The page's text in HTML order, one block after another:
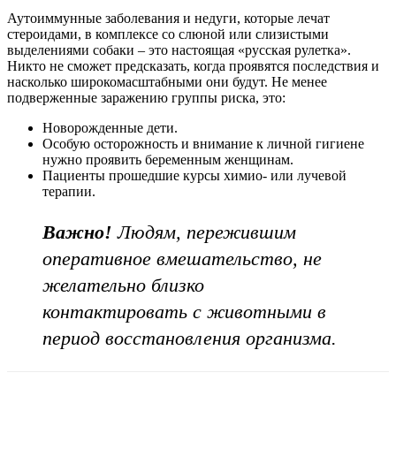
Аутоиммунные заболевания и недуги, которые лечат
стероидами, в комплексе со слюной или слизистыми
выделениями собаки – это настоящая «русская рулетка».
Никто не сможет предсказать, когда проявятся последствия и
насколько широкомасштабными они будут. Не менее
подверженные заражению группы риска, это:
Новорожденные дети.
Особую осторожность и внимание к личной гигиене
нужно проявить беременным женщинам.
Пациенты прошедшие курсы химио- или лучевой
терапии.
Важно! Людям, пережившим
оперативное вмешательство, не
желательно близко
контактировать с животными в
период восстановления организма.